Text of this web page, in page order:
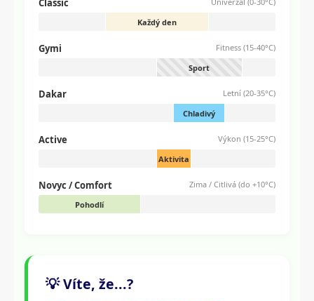
Classic
Každý den
Gymi
Fitness (15-40°C)
Sport
Dakar
Letní (20-35°C)
Chladivý
Active
Výkon (15-25°C)
Aktivita
Novyc / Comfort
Zima / Citlivá (do +10°C)
Pohodlí
💡 Víte, že...?